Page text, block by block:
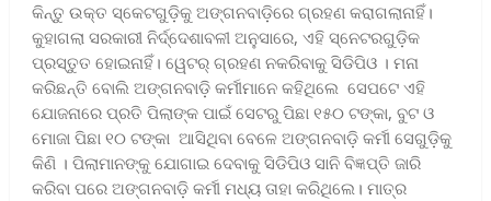
କିନ୍ତୁ ଉକ୍ତ ସ୍କେଟଗୁଡ଼ିକୁ ଅଙ୍ଗନବାଡ଼ିରେ ଗ୍ରହଣ କରାଗଲାନାହିଁ।
କୁହାଗଲା ସରକାରୀ ନିର୍ଦ୍ଦେଶାବଳୀ ଅନୁସାରେ, ଏହି ସ୍ନେଟରଗୁଡ଼ିକ
ପ୍ରସ୍ତୁତ ହୋଇନାହିଁ। ୱେଟର୍ ଗ୍ରହଣ ନକରିବାକୁ ସିଡିପିଓ । ମନା
କରିଛନ୍ତି ବୋଲି ଅଙ୍ଗନବାଡ଼ି କର୍ମୀମାନେ କହିଥିଲେ ସେପଟେ ଏହି
ଯୋଜନାରେ ପ୍ରତି ପିଲାଙ୍କ ପାଇଁ ସେଟରୁ ପିଛା ୧୫୦ ଟଙ୍କା, ବୁଟ ଓ
ମୋଜା ପିଛା ୧୦ ଟଙ୍କା ଆସିଥିବା ବେଳେ ଅଙ୍ଗନବାଡ଼ି କର୍ମୀ ସେଗୁଡ଼ିକୁ
କିଣି । ପିଲାମାନଙ୍କୁ ଯୋଗାଇ ଦେବାକୁ ସିଡିପିଓ ସାନି ବିଜ୍ଞପ୍ତି ଜାରି
କରିବା ପରେ ଅଙ୍ଗନବାଡ଼ି କର୍ମୀ ମଧ୍ୟ ତାହା କରିଥିଲେ। ମାତ୍ର